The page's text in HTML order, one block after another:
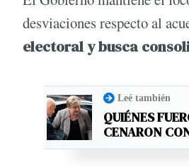
desviaciones respecto al
electoral y busca
Leé también
QUIÉNES
CENARON